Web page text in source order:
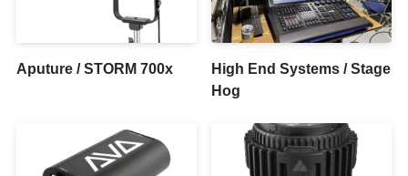
Aputure / STORM 700x
High End Systems / Stage
Hog